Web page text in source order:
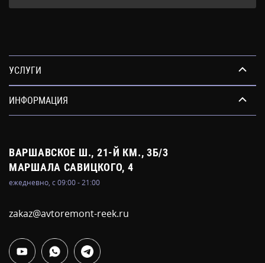
ВАРШАВСКОЕ Ш., 21-Й КМ., 3Б/3
МАРШАЛА САВИЦКОГО, 4
ежедневно, с 09:00 - 21:00
zakaz@avtoremont-reek.ru
УСЛУГИ
ИНФОРМАЦИЯ